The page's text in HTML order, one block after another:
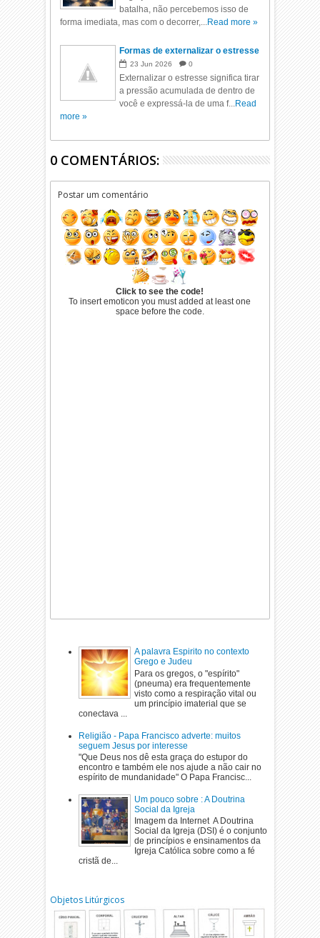
batalha, não percebemos isso de
forma imediata, mas com o decorrer,...Read more »
Formas de externalizar o estresse
23 Jun 2026 0
Externalizar o estresse significa tirar
a pressão acumulada de dentro de
você e expressá-la de uma f...Read
more »
0 COMENTÁRIOS:
Postar um comentário
Click to see the code!
To insert emoticon you must added at least one
space before the code.
A palavra Espirito no contexto
Grego e Judeu
Para os gregos, o "espírito"
(pneuma) era frequentemente
visto como a respiração vital ou
um princípio imaterial que se
conectava ...
Religião - Papa Francisco adverte: muitos
seguem Jesus por interesse
"Que Deus nos dê esta graça do estupor do
encontro e também ele nos ajude a não cair no
espírito de mundanidade" O Papa Francisc...
Um pouco sobre : A Doutrina
Social da Igreja
Imagem da Internet A Doutrina
Social da Igreja (DSI) é o conjunto
de princípios e ensinamentos da
Igreja Católica sobre como a fé
cristã de...
Objetos Litúrgicos